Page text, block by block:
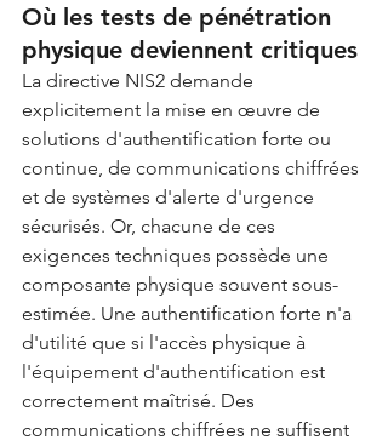
Où les tests de pénétration
physique deviennent critiques
La directive NIS2 demande
explicitement la mise en œuvre de
solutions d'authentification forte ou
continue, de communications chiffrées
et de systèmes d'alerte d'urgence
sécurisés. Or, chacune de ces
exigences techniques possède une
composante physique souvent sous-
estimée. Une authentification forte n'a
d'utilité que si l'accès physique à
l'équipement d'authentification est
correctement maîtrisé. Des
communications chiffrées ne suffisent